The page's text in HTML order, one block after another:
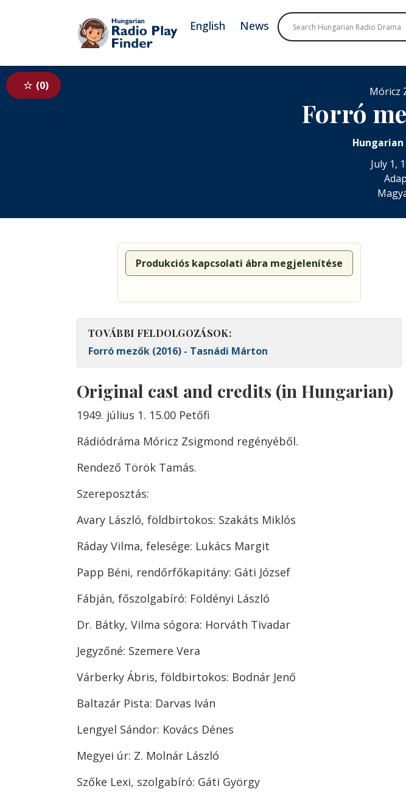
English News
0 Móricz
Forró
July 1,
Produkciós kapcsolati ábra megjelenítése
TOVÁBBI FELDOLGOZÁSOK:
Forró mezők (2016) - Tasnádi Márton
Original cast and credits (in Hungarian)
1949. július 1. 15.00 Petőfi
Rádiódráma Móricz Zsigmond regényéből.
Rendező Török Tamás.
Szereposztás:
Avary László, földbirtokos: Szakáts Miklós
Ráday Vilma, felesége: Lukács Margit
Papp Béni, rendőrfőkapitány: Gáti József
Fábján, főszolgabíró: Földényi László
Dr. Bátky, Vilma sógora: Horváth Tivadar
Jegyzőné: Szemere Vera
Várberky Ábris, földbirtokos: Bodnár Jenő
Baltazár Pista: Darvas Iván
Lengyel Sándor: Kovács Dénes
Megyei úr: Z. Molnár László
Szőke Lexi, szolgabíró: Gáti György